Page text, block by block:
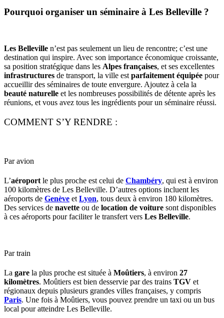
Pourquoi organiser un séminaire à Les Belleville ?
Les Belleville n’est pas seulement un lieu de rencontre; c’est une
destination qui inspire. Avec son importance économique croissante,
sa position stratégique dans les Alpes françaises, et ses excellentes
infrastructures de transport, la ville est parfaitement équipée pour
accueillir des séminaires de toute envergure. Ajoutez à cela la
beauté naturelle et les nombreuses possibilités de détente après les
réunions, et vous avez tous les ingrédients pour un séminaire réussi.
COMMENT S’Y RENDRE :
Par avion
L’aéroport le plus proche est celui de Chambéry, qui est à environ
100 kilomètres de Les Belleville. D’autres options incluent les
aéroports de Genève et Lyon, tous deux à environ 180 kilomètres.
Des services de navette ou de location de voiture sont disponibles
à ces aéroports pour faciliter le transfert vers Les Belleville.
Par train
La gare la plus proche est située à Moûtiers, à environ 27
kilomètres. Moûtiers est bien desservie par des trains TGV et
régionaux depuis plusieurs grandes villes françaises, y compris
Paris. Une fois à Moûtiers, vous pouvez prendre un taxi ou un bus
local pour atteindre Les Belleville.